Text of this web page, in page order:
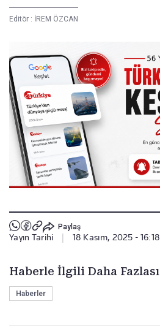
Editör : İREM ÖZCAN
Paylaş
Yayın Tarihi 18 Kasım, 2025 - 16:18
Haberle İlgili Daha Fazlası
Haberler